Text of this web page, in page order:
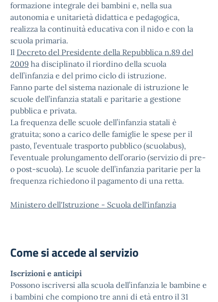
formazione integrale dei bambini e, nella sua
autonomia e unitarietà didattica e pedagogica,
realizza la continuità educativa con il nido e con la
scuola primaria.
Il Decreto del Presidente della Repubblica n.89 del
2009 ha disciplinato il riordino della scuola
dell’infanzia e del primo ciclo di istruzione.
Fanno parte del sistema nazionale di istruzione le
scuole dell’infanzia statali e paritarie a gestione
pubblica e privata.
La frequenza delle scuole dell’infanzia statali è
gratuita; sono a carico delle famiglie le spese per il
pasto, l’eventuale trasporto pubblico (scuolabus),
l’eventuale prolungamento dell’orario (servizio di pre-
o post-scuola). Le scuole dell’infanzia paritarie per la
frequenza richiedono il pagamento di una retta.
Ministero dell'Istruzione - Scuola dell'infanzia
Come si accede al servizio
Iscrizioni e anticipi
Possono iscriversi alla scuola dell’infanzia le bambine e
i bambini che compiono tre anni di età entro il 31